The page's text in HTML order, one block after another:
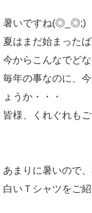
暑いですね(◎_◎;)
夏はまだ始まったば
今からこんなでどな
毎年の事なのに、
ょうか・・・
皆様、くれぐれも
あまりに暑いので
白いＴシャツをご